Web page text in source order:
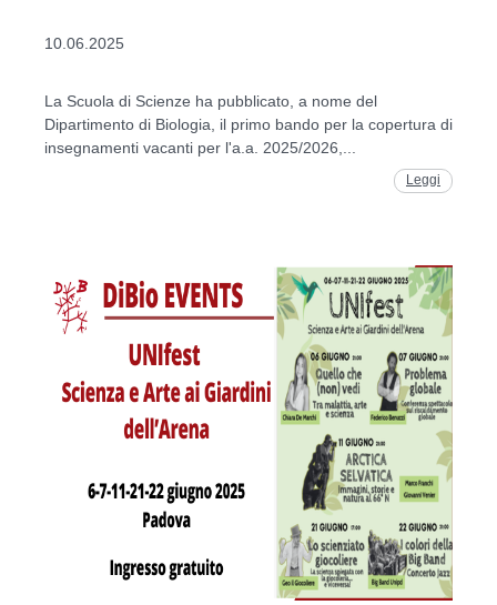
10.06.2025
La Scuola di Scienze ha pubblicato, a nome del
Dipartimento di Biologia, il primo bando per la copertura di
insegnamenti vacanti per l'a.a. 2025/2026,...
Leggi